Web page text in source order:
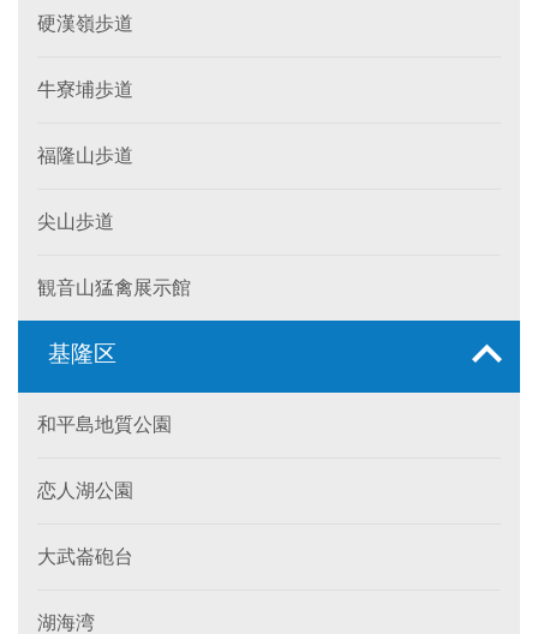
硬漢嶺歩道
牛寮埔歩道
福隆山歩道
尖山歩道
観音山猛禽展示館
基隆区
和平島地質公園
恋人湖公園
大武崙砲台
湖海湾